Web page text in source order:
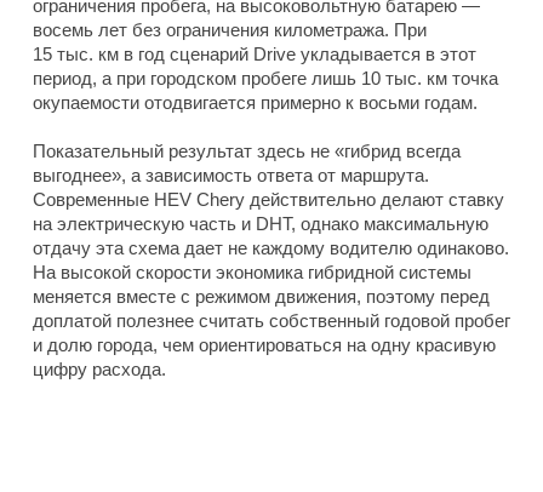
ограничения пробега, на высоковольтную батарею —
восемь лет без ограничения километража. При
15 тыс. км в год сценарий Drive укладывается в этот
период, а при городском пробеге лишь 10 тыс. км точка
окупаемости отодвигается примерно к восьми годам.
Показательный результат здесь не «гибрид всегда
выгоднее», а зависимость ответа от маршрута.
Современные HEV Chery действительно делают ставку
на электрическую часть и DHT, однако максимальную
отдачу эта схема дает не каждому водителю одинаково.
На высокой скорости экономика гибридной системы
меняется вместе с режимом движения, поэтому перед
доплатой полезнее считать собственный годовой пробег
и долю города, чем ориентироваться на одну красивую
цифру расхода.